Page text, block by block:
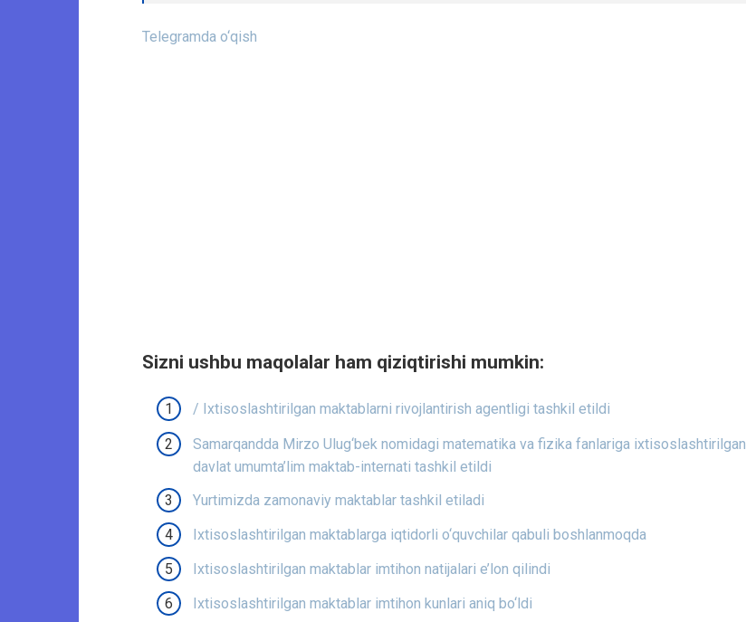
Telegramda o‘qish
Sizni ushbu maqolalar ham qiziqtirishi mumkin:
/ Ixtisoslashtirilgan maktablarni rivojlantirish agentligi tashkil etildi
Samarqandda Mirzo Ulug‘bek nomidagi matematika va fizika fanlariga ixtisoslashtirilgan
davlat umumta’lim maktab-internati tashkil etildi
Yurtimizda zamonaviy maktablar tashkil etiladi
Ixtisoslashtirilgan maktablarga iqtidorli o‘quvchilar qabuli boshlanmoqda
Ixtisoslashtirilgan maktablar imtihon natijalari e’lon qilindi
Ixtisoslashtirilgan maktablar imtihon kunlari aniq bo‘ldi